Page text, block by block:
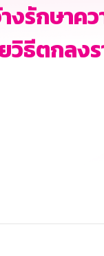
งรักษาค
วิธีตกลงร